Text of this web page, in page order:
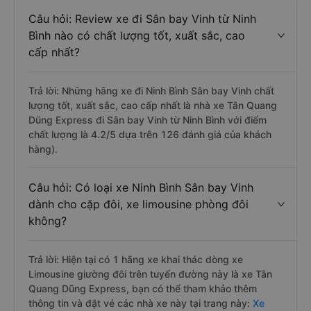
Câu hỏi: Review xe đi Sân bay Vinh từ Ninh
Bình nào có chất lượng tốt, xuất sắc, cao
cấp nhất?
Trả lời: Những hãng xe đi Ninh Bình Sân bay Vinh chất
lượng tốt, xuất sắc, cao cấp nhất là nhà xe Tân Quang
Dũng Express đi Sân bay Vinh từ Ninh Bình với điểm
chất lượng là 4.2/5 dựa trên 126 đánh giá của khách
hàng).
Câu hỏi: Có loại xe Ninh Bình Sân bay Vinh
dành cho cặp đôi, xe limousine phòng đôi
không?
Trả lời: Hiện tại có 1 hãng xe khai thác dòng xe
Limousine giường đôi trên tuyến đường này là xe Tân
Quang Dũng Express, bạn có thể tham khảo thêm
thông tin và đặt vé các nhà xe này tại trang này: Xe